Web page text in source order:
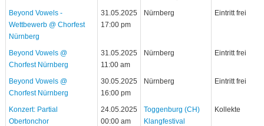
Beyond Vowels -
Wettbewerb @ Chorfest
Nürnberg
31.05.2025
17:00 pm
Nürnberg Eintritt frei
Beyond Vowels @
Chorfest Nürnberg
31.05.2025
11:00 am
Nürnberg Eintritt frei
Beyond Vowels @
Chorfest Nürnberg
30.05.2025
16:00 pm
Nürnberg Eintritt frei
Konzert: Partial
Obertonchor
24.05.2025
00:00 am
Toggenburg (CH)
Klangfestival
Kollekte